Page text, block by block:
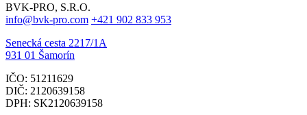
BVK-PRO, S.R.O.
info@bvk-pro.com +421 902 833 953
Senecká cesta 2217/1A
931 01 Šamorín
IČO: 51211629
DIČ: 2120639158
DPH: SK2120639158